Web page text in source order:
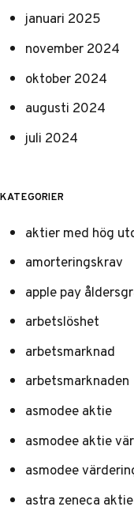
januari 2025
november 2024
oktober 2024
augusti 2024
juli 2024
KATEGORIER
aktier med hög
amorteringskrav
apple pay
arbetslöshet
arbetsmarknad
arbetsmarknaden
asmodee aktie
asmodee aktie
asmodee
astra zeneca aktie